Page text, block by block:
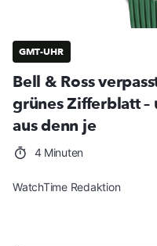
GMT-UHR
Bell & Ross
grünes Zifferblatt –
aus denn je
4 Minuten
WatchTime Redaktion